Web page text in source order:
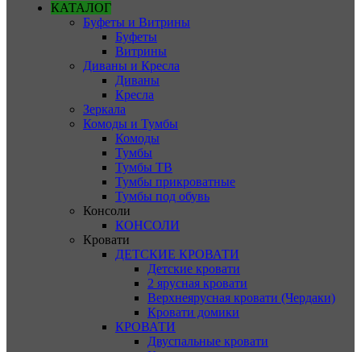
КАТАЛОГ
Буфеты и Витрины
Буфеты
Витрины
Диваны и Кресла
Диваны
Кресла
Зеркала
Комоды и Тумбы
Комоды
Тумбы
Тумбы ТВ
Тумбы прикроватные
Тумбы под обувь
Консоли
КОНСОЛИ
Кровати
ДЕТСКИЕ КРОВАТИ
Детские кровати
2 ярусная кровати
Верхнеярусная кровати (Чердаки)
Кровати домики
КРОВАТИ
Двуспальные кровати